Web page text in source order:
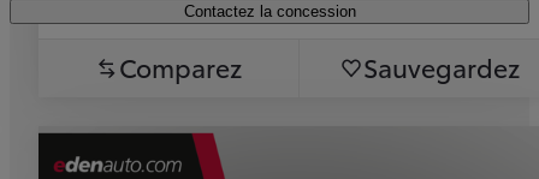
Contactez la concession
Comparez Sauvegardez